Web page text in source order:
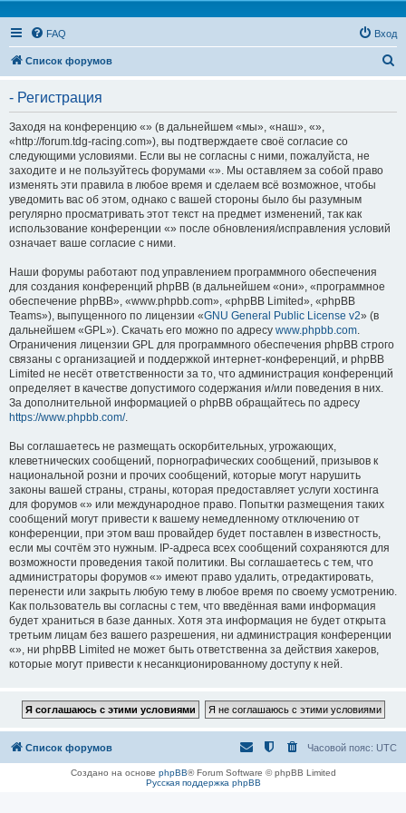
FAQ Вход
Список форумов
- Регистрация
Заходя на конференцию «» (в дальнейшем «мы», «наш», «»,
«http://forum.tdg-racing.com»), вы подтверждаете своё согласие со
следующими условиями. Если вы не согласны с ними, пожалуйста, не
заходите и не пользуйтесь форумами «». Мы оставляем за собой право
изменять эти правила в любое время и сделаем всё возможное, чтобы
уведомить вас об этом, однако с вашей стороны было бы разумным
регулярно просматривать этот текст на предмет изменений, так как
использование конференции «» после обновления/исправления условий
означает ваше согласие с ними.
Наши форумы работают под управлением программного обеспечения
для создания конференций phpBB (в дальнейшем «они», «программное
обеспечение phpBB», «www.phpbb.com», «phpBB Limited», «phpBB
Teams»), выпущенного по лицензии «GNU General Public License v2» (в
дальнейшем «GPL»). Скачать его можно по адресу www.phpbb.com.
Ограничения лицензии GPL для программного обеспечения phpBB строго
связаны с организацией и поддержкой интернет-конференций, и phpBB
Limited не несёт ответственности за то, что администрация конференций
определяет в качестве допустимого содержания и/или поведения в них.
За дополнительной информацией о phpBB обращайтесь по адресу
https://www.phpbb.com/.
Вы соглашаетесь не размещать оскорбительных, угрожающих,
клеветнических сообщений, порнографических сообщений, призывов к
национальной розни и прочих сообщений, которые могут нарушить
законы вашей страны, страны, которая предоставляет услуги хостинга
для форумов «» или международное право. Попытки размещения таких
сообщений могут привести к вашему немедленному отключению от
конференции, при этом ваш провайдер будет поставлен в известность,
если мы сочтём это нужным. IP-адреса всех сообщений сохраняются для
возможности проведения такой политики. Вы соглашаетесь с тем, что
администраторы форумов «» имеют право удалить, отредактировать,
перенести или закрыть любую тему в любое время по своему усмотрению.
Как пользователь вы согласны с тем, что введённая вами информация
будет храниться в базе данных. Хотя эта информация не будет открыта
третьим лицам без вашего разрешения, ни администрация конференции
«», ни phpBB Limited не может быть ответственна за действия хакеров,
которые могут привести к несанкционированному доступу к ней.
Список форумов Часовой пояс: UTC
Создано на основе phpBB® Forum Software © phpBB Limited
Русская поддержка phpBB